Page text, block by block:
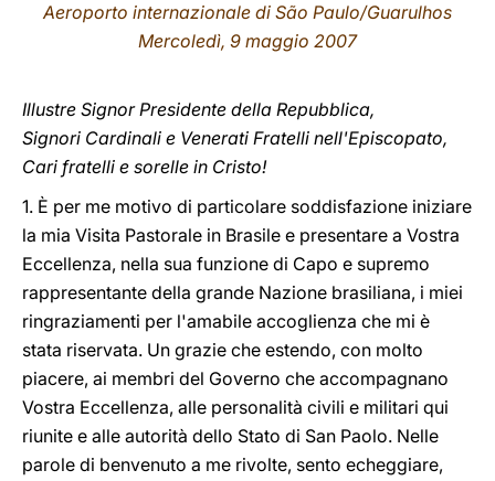
Aeroporto internazionale di São Paulo/Guarulhos
Mercoledì, 9 maggio 2007
Illustre Signor Presidente della Repubblica,
Signori Cardinali e Venerati Fratelli nell'Episcopato,
Cari fratelli e sorelle in Cristo!
1. È per me motivo di particolare soddisfazione iniziare
la mia Visita Pastorale in Brasile e presentare a Vostra
Eccellenza, nella sua funzione di Capo e supremo
rappresentante della grande Nazione brasiliana, i miei
ringraziamenti per l'amabile accoglienza che mi è
stata riservata. Un grazie che estendo, con molto
piacere, ai membri del Governo che accompagnano
Vostra Eccellenza, alle personalità civili e militari qui
riunite e alle autorità dello Stato di San Paolo. Nelle
parole di benvenuto a me rivolte, sento echeggiare,